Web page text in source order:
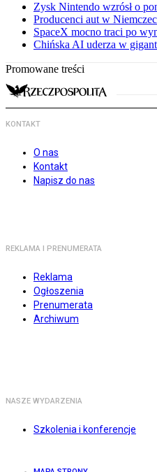
Zysk Nintendo wzrósł o
Producenci aut w
SpaceX mocno traci po
Chińska AI uderza w
Promowane treści
KONTAKT
O nas
Kontakt
Napisz do nas
REKLAMA I PRENUMERATA
Reklama
Ogłoszenia
Prenumerata
Archiwum
NASZE WYDARZENIA
Szkolenia i konferencje